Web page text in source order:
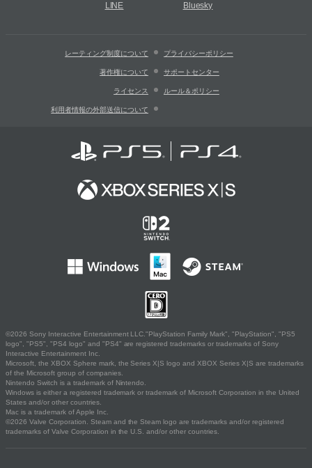
LINE Bluesky
レーティング制度について プライバシーポリシー
著作権について サポートセンター
ライセンス ルール＆ポリシー
利用者情報の外部送信について
©2026 Sony Interactive Entertainment LLC."PlayStation Family Mark", "PlayStation", "PS5
logo", "PS5", "PS4 logo" and "PS4" are registered trademarks or trademarks of Sony
Interactive Entertainment Inc.
Microsoft, the XBOX Sphere mark, the Series X|S logo and XBOX Series X|S are trademarks
of the Microsoft group of companies.
Nintendo Switch is a trademark of Nintendo.
Windows is either a registered trademark or trademark of Microsoft Corporation in the United
States and/or other countries.
Mac is a trademark of Apple Inc.
©2026 Valve Corporation. Steam and the Steam logo are trademarks and/or registered
trademarks of Valve Corporation in the U.S. and/or other countries.